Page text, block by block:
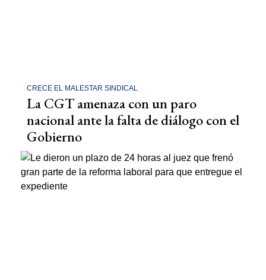
CRECE EL MALESTAR SINDICAL
La CGT amenaza con un paro
nacional ante la falta de diálogo con el
Gobierno